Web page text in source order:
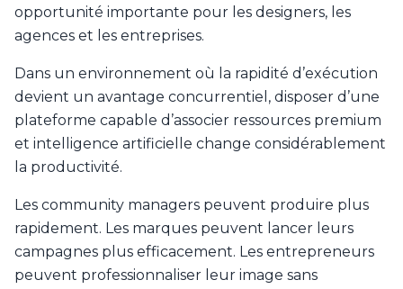
opportunité importante pour les designers, les
agences et les entreprises.
Dans un environnement où la rapidité d’exécution
devient un avantage concurrentiel, disposer d’une
plateforme capable d’associer ressources premium
et intelligence artificielle change considérablement
la productivité.
Les community managers peuvent produire plus
rapidement. Les marques peuvent lancer leurs
campagnes plus efficacement. Les entrepreneurs
peuvent professionnaliser leur image sans